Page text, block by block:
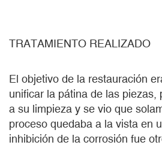
TRATAMIENTO REALIZADO
El objetivo de la restauración
unificar la pátina de las piezas,
a su limpieza y se vio que
proceso quedaba a la vista en
inhibición de la corrosión fue